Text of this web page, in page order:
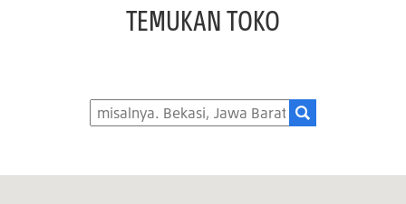
TEMUKAN TOKO